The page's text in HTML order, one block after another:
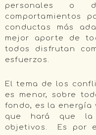
personales o
comportamientos
conductas más
mejor aporte de
todos disfrutan
esfuerzos.
El tema de los
es menor, sobre
fondo, es la energía
que hará que la
objetivos. Es por